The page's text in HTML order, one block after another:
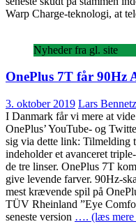
Warp Charge-teknologi, at
Nyheder fra gl. site
OnePlus 7T får
3. oktober 2019 Lars
I Danmark får vi mere at
OnePlus’ YouTube- og
sig via dette link: Tilmelding
indeholder et avanceret
de tre linser. OnePlus 7T
give levende farver. 90Hz-
mest krævende spil på
TÜV Rheinland ”Eye
seneste version …. (læs mere